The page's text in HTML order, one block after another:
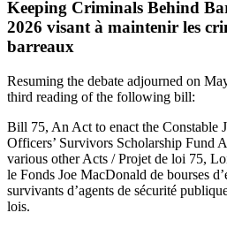
Keeping Criminals Behind
2026 visant à maintenir les
barreaux
Resuming the debate adjourned on
third reading of the following bill:
Bill 75, An Act to enact the Constable
Officers’ Survivors Scholarship Fund
various other Acts / Projet de loi 75,
le Fonds Joe MacDonald de bourses
survivants d’agents de sécurité
lois.